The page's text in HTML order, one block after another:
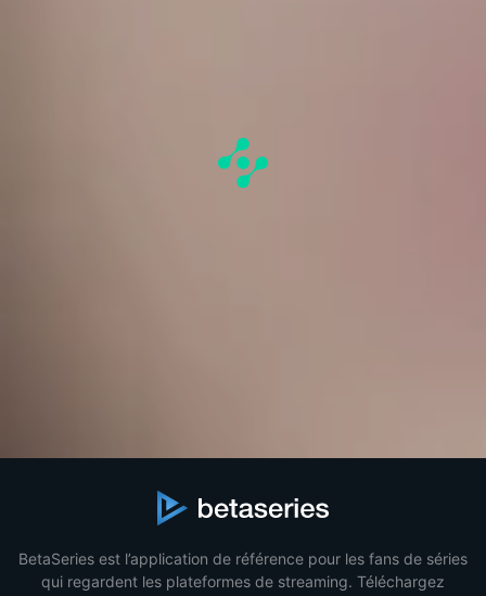
BetaSeries est l’application de référence pour les fans de séries
qui regardent les plateformes de streaming. Téléchargez